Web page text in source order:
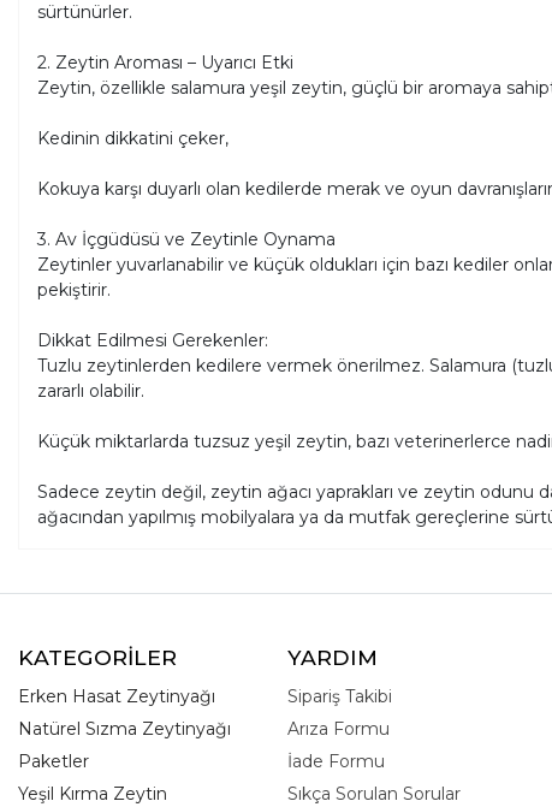
sürtünürler.
2. Zeytin Aroması – Uyarıcı Etki
Zeytin, özellikle salamura yeşil zeytin, güçlü bir aromaya
Kedinin dikkatini çeker,
Kokuya karşı duyarlı olan kedilerde merak ve oyun
3. Av İçgüdüsü ve Zeytinle Oynama
Zeytinler yuvarlanabilir ve küçük oldukları için bazı kediler
pekiştirir.
Dikkat Edilmesi Gerekenler:
Tuzlu zeytinlerden kedilere vermek önerilmez. Salamura
zararlı olabilir.
Küçük miktarlarda tuzsuz yeşil zeytin, bazı veterinerlerce
Sadece zeytin değil, zeytin ağacı yaprakları ve zeytin odunu
ağacından yapılmış mobilyalara ya da mutfak gereçlerine
KATEGORİLER
Erken Hasat Zeytinyağı
Natürel Sızma Zeytinyağı
Paketler
Yeşil Kırma Zeytin
YARDIM
Sipariş Takibi
Arıza Formu
İade Formu
Sıkça Sorulan Sorular